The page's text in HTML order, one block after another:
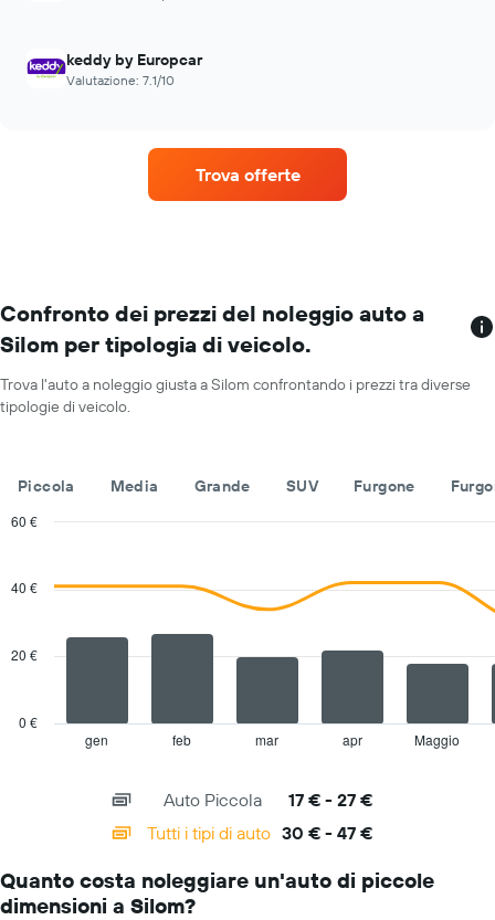
keddy by Europcar
Valutazione: 7.1/10
Trova offerte
Confronto dei prezzi del noleggio auto a
Silom per tipologia di veicolo.
Trova l'auto a noleggio giusta a Silom confrontando i prezzi tra diverse
tipologie di veicolo.
Piccola Media Grande SUV Furgone
with
has
categories.
The
gen feb mar apr Maggio
0 €
20 €
40 €
60 €
Auto Piccola
17 € - 27 €
Tutti i tipi di auto 30 € - 47 €
Quanto costa noleggiare un'auto di piccole
dimensioni a Silom?